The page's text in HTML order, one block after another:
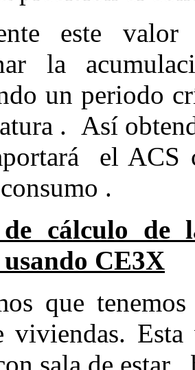
este
la
un periodo
. Así
el ACS
.
de cálculo
CE3X
que
viviendas.
sala de estar